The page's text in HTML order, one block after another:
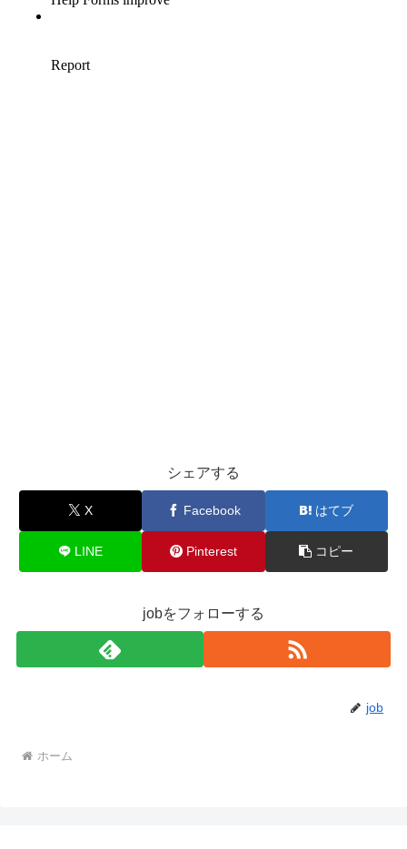
シェアする
X Facebook はてブ
LINE Pinterest コピー
jobをフォローする
job
ホーム